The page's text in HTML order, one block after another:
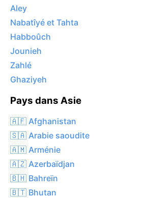
Aley
Nabatîyé et Tahta
Habboûch
Jounieh
Zahlé
Ghaziyeh
Pays dans Asie
🇦🇫 Afghanistan
🇸🇦 Arabie saoudite
🇦🇲 Arménie
🇦🇿 Azerbaïdjan
🇧🇭 Bahreïn
🇧🇹 Bhutan